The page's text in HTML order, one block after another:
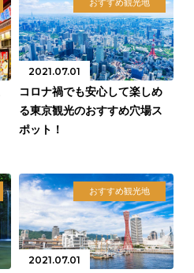
おすすめ観光地
2021.07.01
コロナ禍でも安心して楽しめ
る東京観光のおすすめ穴場ス
ポット！
おすすめ観光地
2021.07.01